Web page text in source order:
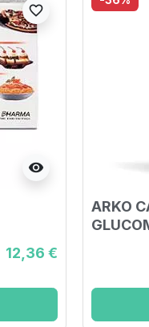
visibility
favorite_border
12,36 €
ARKO